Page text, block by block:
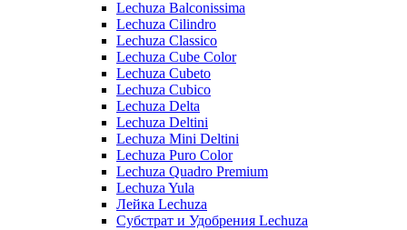
Lechuza Balconissima
Lechuza Cilindro
Lechuza Classico
Lechuza Cube Color
Lechuza Cubeto
Lechuza Cubico
Lechuza Delta
Lechuza Deltini
Lechuza Mini Deltini
Lechuza Puro Color
Lechuza Quadro Premium
Lechuza Yula
Лейка Lechuza
Субстрат и Удобрения Lechuza